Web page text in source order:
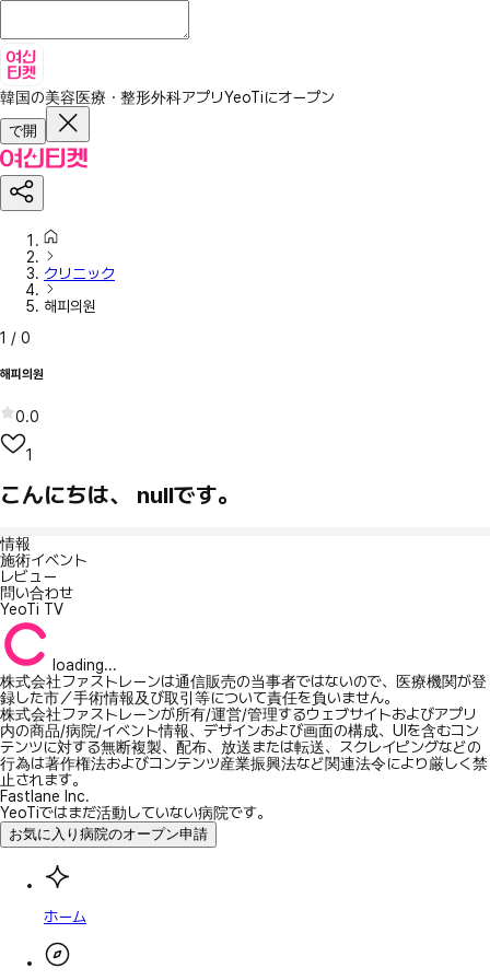
韓国の美容医療・整形外科アプリYeoTiにオープン
で開
クリニック
해피의원
1 / 0
해피의원
0.0
1
こんにちは、 nullです。
情報
施術イベント
レビュー
問い合わせ
YeoTi TV
loading...
株式会社ファストレーンは通信販売の当事者ではないので、医療機関が登
録した市／手術情報及び取引等について責任を負いません。
株式会社ファストレーンが所有/運営/管理するウェブサイトおよびアプリ
内の商品/病院/イベント情報、デザインおよび画面の構成、UIを含むコン
テンツに対する無断複製、配布、放送または転送、スクレイピングなどの
行為は著作権法およびコンテンツ産業振興法など関連法令により厳しく禁
止されます。
Fastlane Inc.
YeoTiではまだ活動していない病院です。
お気に入り病院のオープン申請
ホーム